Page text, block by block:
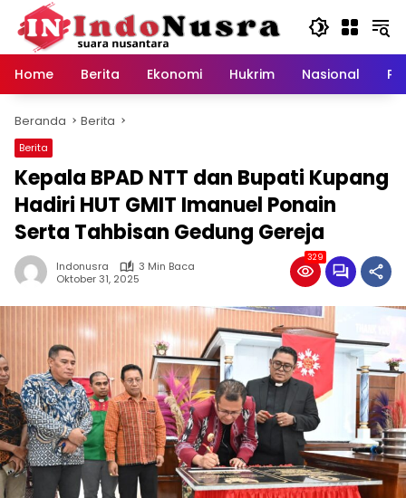
Langsung
konten
Home
Berita Ekonomi Hukrim Nasional
Beranda Berita
Berita
Kepala BPAD NTT dan Bupati Kupang
Hadiri HUT GMIT Imanuel Ponain
Serta Tahbisan Gedung Gereja
Indonusra
3 Min Baca
Oktober 31, 2025
329